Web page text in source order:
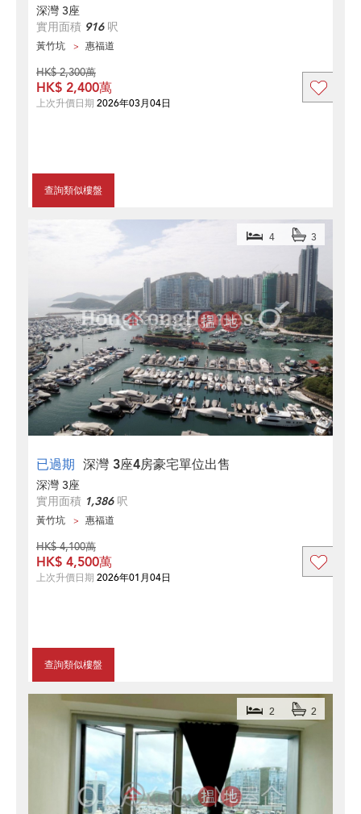
深灣 3座
實用面積 916呎
黃竹坑 惠福道
查詢類似樓盤
HK$ 2,300萬
HK$ 2,400萬
上次升價日期 2026年03月04日
已過期 深灣 3座4房豪宅單位出售
4 3
深灣 3座
實用面積 1,386呎
黃竹坑 惠福道
查詢類似樓盤
HK$ 4,100萬
HK$ 4,500萬
上次升價日期 2026年01月04日
2 2